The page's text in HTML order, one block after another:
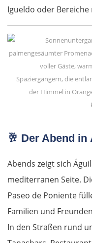
Igueldo oder
🥂 Der Abend in
Abends zeigt sich
mediterranen Seite.
Paseo de Poniente
Familien und
In den Straßen rund
Oradea
Cluj-Napoca
Târnăveni
Sibiu
Pitești
Bukarest
Bulgarien Ost
Ruse